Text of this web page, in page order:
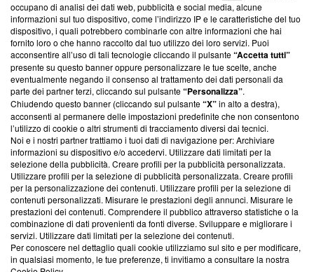
creare news di qualità. Inoltre, afferma la nostra aderenza a
‘Trust Project - News with Integrity’Blasting News non è
ancora membro del programma, ma ha richiesto di farne
parte; Trust Project non ha ancora effettuato una verifica di
conformità agli standard.
Su di noi
Team editoriale
Corporate
Redazione
Informativa Privacy
Cookie Policy
Blasting SA, IDI CHE-247.845.224, Via Carlo Frasca, 3 - 6900
Lugano (Svizzera) Tel:+39 0690258937
occupano di analisi dei dati web, pubblicità e social media, alcune
informazioni sul tuo dispositivo, come l’indirizzo IP e le caratteristiche del tuo
dispositivo, i quali potrebbero combinarle con altre informazioni che hai
fornito loro o che hanno raccolto dal tuo utilizzo dei loro servizi. Puoi
acconsentire all’uso di tali tecnologie cliccando il pulsante“Accetta tutti”
presente su questo banner oppure personalizzare le tue scelte, anche
eventualmente negando il consenso al trattamento dei dati personali da
parte dei partner terzi, cliccando sul pulsante“Personalizza”.
Chiudendo questo banner (cliccando sul pulsante“X”in alto a destra),
acconsenti al permanere delle impostazioni predefinite che non consentono
l’utilizzo di cookie o altri strumenti di tracciamento diversi dai tecnici.
Noi e i nostri partner trattiamo i tuoi dati di navigazione per: Archiviare
informazioni su dispositivo e/o accedervi. Utilizzare dati limitati per la
selezione della pubblicità. Creare profili per la pubblicità personalizzata.
Utilizzare profili per la selezione di pubblicità personalizzata. Creare profili
per la personalizzazione dei contenuti. Utilizzare profili per la selezione di
contenuti personalizzati. Misurare le prestazioni degli annunci. Misurare le
prestazioni dei contenuti. Comprendere il pubblico attraverso statistiche o la
combinazione di dati provenienti da fonti diverse. Sviluppare e migliorare i
servizi. Utilizzare dati limitati per la selezione dei contenuti.
Per conoscere nel dettaglio quali cookie utilizziamo sul sito e per modificare,
in qualsiasi momento, le tue preferenze, ti invitiamo a consultare la nostra